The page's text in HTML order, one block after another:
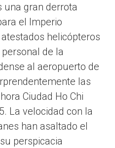
una gran derrota
el Imperio
helicópteros
de la
al aeropuerto de
las
Ciudad Ho Chi
La velocidad con la
han asaltado el
perspicacia